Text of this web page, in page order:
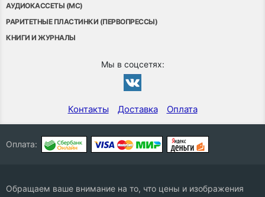
АУДИОКАССЕТЫ (MC)
РАРИТЕТНЫЕ ПЛАСТИНКИ (ПЕРВОПРЕССЫ)
КНИГИ И ЖУРНАЛЫ
Мы в соцсетях:
Контакты Доставка Оплата
Оплата:
Обращаем ваше внимание на то, что цены и изображения